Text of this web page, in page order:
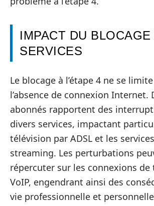
IMPACT DU
SERVICES
Le blocage à l’étape 4 ne se
l’absence de connexion Internet.
abonnés rapportent des
divers services, impactant
télévision par ADSL et les
streaming. Les perturbations
répercuter sur les connexions de
VoIP, engendrant ainsi des
vie professionnelle et